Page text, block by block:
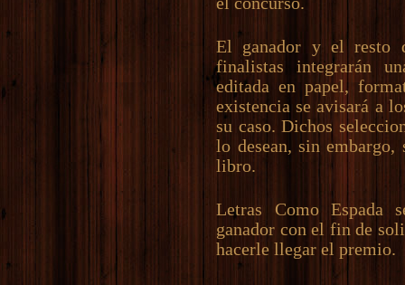
El ganador y el resto
finalistas integrarán
editada en papel,
existencia se avisará a
su caso. Dichos
lo desean, sin
libro.
Letras Como Espada
ganador con el fin de
hacerle llegar el premio.